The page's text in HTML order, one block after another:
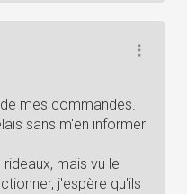
mes commandes.
sans m'en informer
mais vu le
j'espère qu'ils